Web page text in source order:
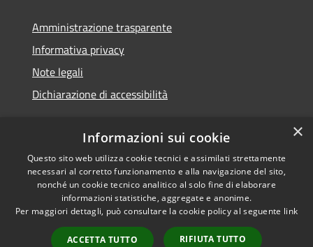
Amministrazione trasparente
Informativa privacy
Note legali
Dichiarazione di accessibilità
RSS
Accessibilità
Cookie
Mappa del sito
Copyright © 2026 • Comune di
Noventa Padovana • Powered
byMunicipium•
redazione
×
Informazioni sui cookie
Questo sito web utilizza cookie tecnici e assimilati strettamente
necessari al corretto funzionamento e alla navigazione del sito,
nonché un cookie tecnico analitico al solo fine di elaborare
informazioni statistiche, aggregate e anonime.
Per maggiori dettagli, può consultare la cookie policy al seguente link
ACCETTA TUTTO RIFIUTA TUTTO